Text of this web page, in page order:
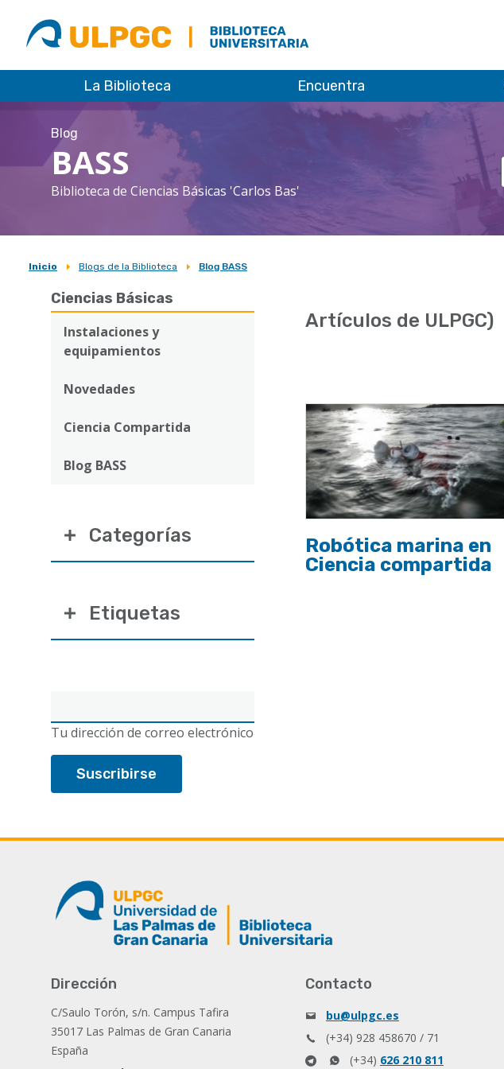
ULPGC
Biblioteca
ULPGC
La Biblioteca Encuentra
Blog
BASS
Biblioteca de Ciencias Básicas 'Carlos Bas'
Sobrescribir
enlaces
ayuda
Inicio Blogs de la Biblioteca Blog BASS
Ciencias Básicas
Instalaciones y
equipamientos
Novedades
Ciencia Compartida
Blog BASS
electrónico
Tu dirección de correo electrónico
Categorías
Etiquetas
Artículos de ULPGC)
Robótica marina en
Ciencia compartida
Dirección
C/Saulo Torón, s/n. Campus Tafira
35017 Las Palmas de Gran Canaria
España
Contacto
bu@ulpgc.es
(+34) 928 458670 / 71
(+34) 626 210 811